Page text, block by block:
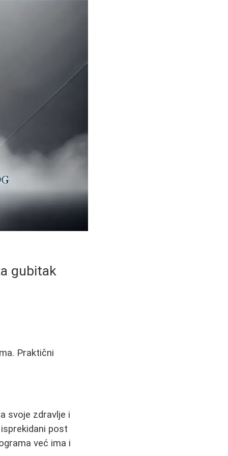
gubitak
Praktični
svoje zdravlje i
post
već ima i